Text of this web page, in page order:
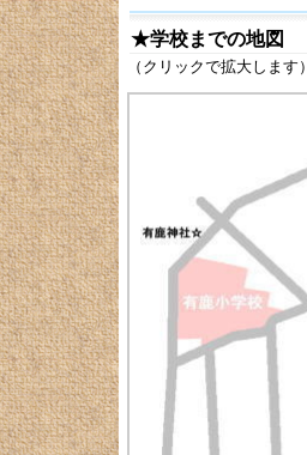
★学校までの地図
（クリックで拡大します）